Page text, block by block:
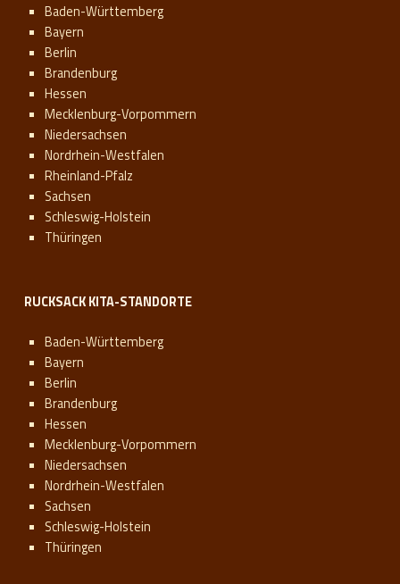
Baden-Württemberg
Bayern
Berlin
Brandenburg
Hessen
Mecklenburg-Vorpommern
Niedersachsen
Nordrhein-Westfalen
Rheinland-Pfalz
Sachsen
Schleswig-Holstein
Thüringen
RUCKSACK KITA-STANDORTE
Baden-Württemberg
Bayern
Berlin
Brandenburg
Hessen
Mecklenburg-Vorpommern
Niedersachsen
Nordrhein-Westfalen
Sachsen
Schleswig-Holstein
Thüringen